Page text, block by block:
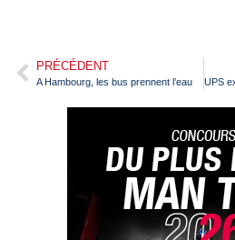
PRÉCÉDENT
A Hambourg, les bus prennent l’eau